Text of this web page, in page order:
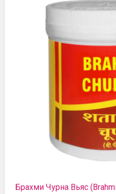
Брахми Чурна Вьяс